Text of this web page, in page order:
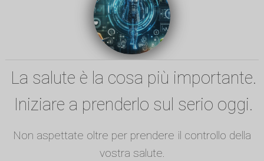
La salute è la cosa più importante.
Iniziare a prenderlo sul serio oggi.
Non aspettate oltre per prendere il controllo della
vostra salute.